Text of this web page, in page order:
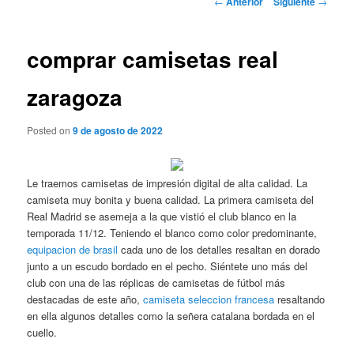
comprar camisetas real
zaragoza
Posted on9 de agosto de 2022
Le traemos camisetas de impresión digital de alta calidad. La
camiseta muy bonita y buena calidad. La primera camiseta del
Real Madrid se asemeja a la que vistió el club blanco en la
temporada 11/12. Teniendo el blanco como color predominante,
equipacion de brasil cada uno de los detalles resaltan en dorado
junto a un escudo bordado en el pecho. Siéntete uno más del
club con una de las réplicas de camisetas de fútbol más
destacadas de este año,camiseta seleccion francesa resaltando
en ella algunos detalles como la señera catalana bordada en el
cuello.